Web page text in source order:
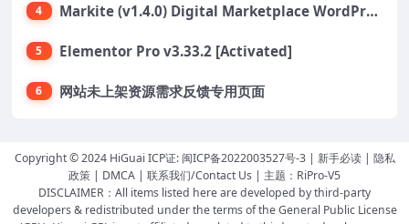
4 Markite (v1.4.0) Digital Marketplace WordPress Theme
5 Elementor Pro v3.33.2 [Activated]
6 网站未上架资源需求反馈专用页面
Copyright © 2024 HiGuai ICP证: 闽ICP备2022003527号-3| 新手必读| 隐私
政策 | DMCA | 联系我们/Contact Us | 主题： RiPro-V5
DISCLAIMER：All items listed here are developed by third-party
developers & redistributed under the terms of the General Public License